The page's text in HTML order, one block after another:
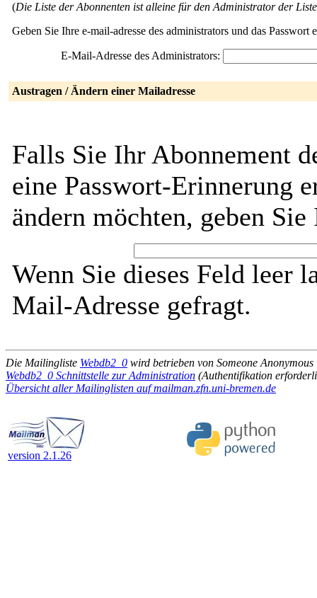
(Die Liste der Abonnenten ist alleine für den Administrator der
Geben Sie Ihre e-mail-adresse des administrators und das
E-Mail-Adresse des Administrators:
Austragen / Ändern einer Mailadresse
Falls Sie Ihr Abonnement
eine Passwort-Erinnerung
ändern möchten, geben
Wenn Sie dieses Feld leer
Mail-Adresse gefragt.
Die Mailingliste Webdb2_0 wird betrieben von Someone Anonymous
Webdb2_0 Schnittstelle zur Administration (Authentifikation
Übersicht aller Mailinglisten auf mailman.zfn.uni-bremen.de
version 2.1.26